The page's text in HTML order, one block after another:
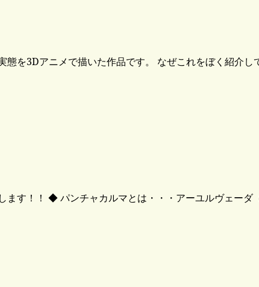
を3Dアニメで描いた作品です。 なぜこれをぼく紹介し
す！！ ◆ パンチャカルマとは・・・アーユルヴェーダ